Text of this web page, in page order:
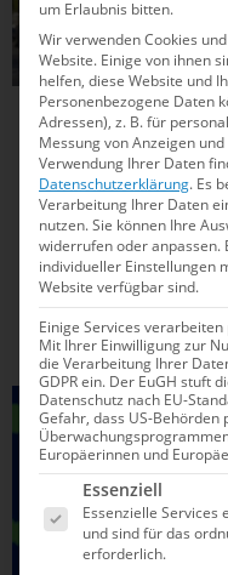
02.04.2025 13:14
WM 2025 in
Tickets diesmal
Die Schwimmsport-WM
verspricht spannende
aus mehr als 200 Ländern. Die Ticketpreise sind
günstiger als bei Olympia in Paris.
wichtigen Infos
WASSERSPRINGEN
um Erlaubnis bitten.
Wir verwenden Cookies
Website. Einige von ihnen
helfen, diese Website und
Personenbezogene Daten
Adressen), z. B. für
Messung von Anzeigen
Verwendung Ihrer Daten
Datenschutzerklärung. Es
Verarbeitung Ihrer Daten
nutzen.Sie können Ihre
widerrufen oder anpassen.
individueller Einstellungen
Website verfügbar sind.
Einige Services
Mit Ihrer Einwilligung zur
die Verarbeitung Ihrer
GDPR ein. Der EuGH stuft
Datenschutz nach EU-
Gefahr, dass US-
Europäerinnen und
Es folgt eine
Essenziell
Essenzielle
und sind für das
erforderlich.